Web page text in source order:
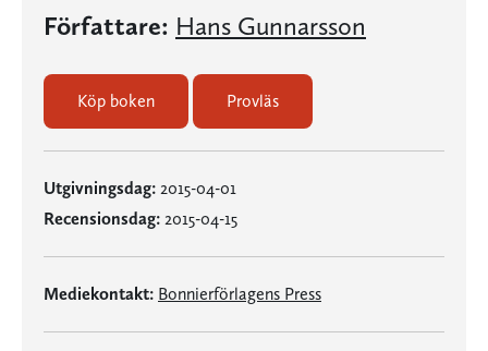
Författare: Hans Gunnarsson
Köp boken Provläs
Utgivningsdag: 2015-04-01
Recensionsdag: 2015-04-15
Mediekontakt: Bonnierförlagens Press